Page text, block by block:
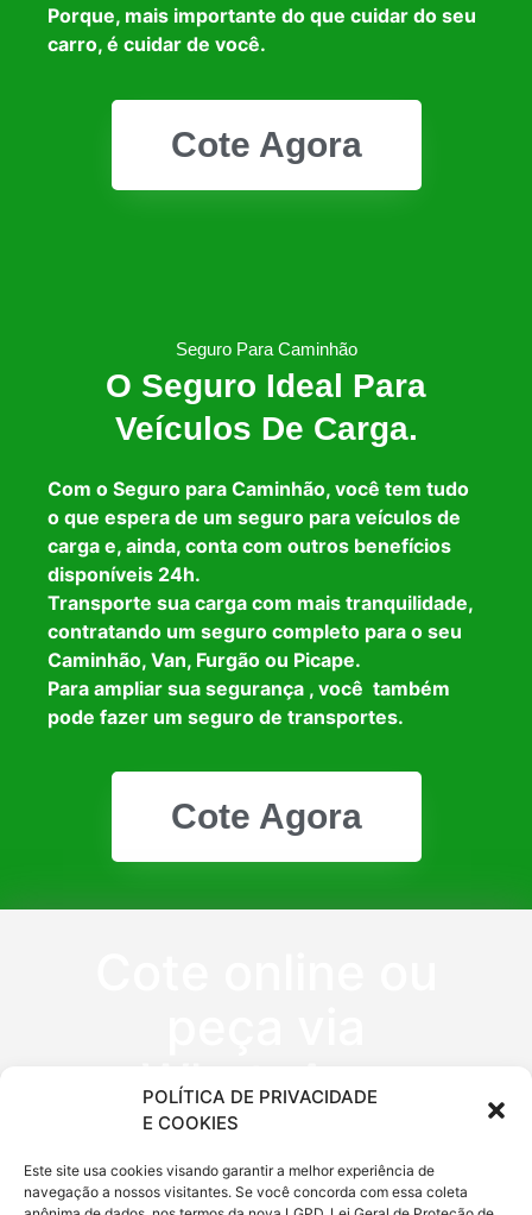
POLÍTICA DE PRIVACIDADE
E COOKIES
Este site usa cookies visando garantir a melhor experiência de
navegação a nossos visitantes. Se você concorda com essa coleta
Porque, mais importante do que cuidar do seu
carro, é cuidar de você.
Cote Agora
Seguro Para Caminhão
O Seguro Ideal Para
Veículos De Carga.
Com o Seguro para Caminhão, você tem tudo
o que espera de um seguro para veículos de
carga e, ainda, conta com outros benefícios
disponíveis 24h.
Transporte sua carga com mais tranquilidade,
contratando um seguro completo para o seu
Caminhão, Van, Furgão ou Picape.
Para ampliar sua segurança , você também
pode fazer um seguro de transportes.
Cote Agora
WhatsApp
(11) 9 6620